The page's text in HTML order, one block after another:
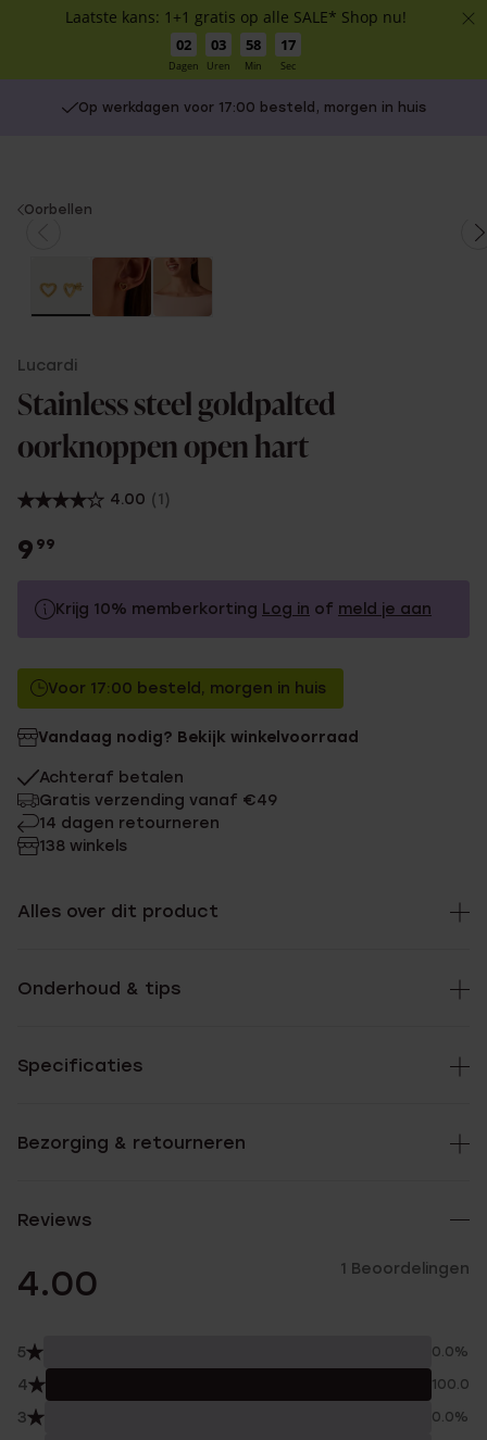
Laatste kans: 1+1 gratis op alle SALE* Shop nu!
02
Dagen
03
Uren
58
Min
17
Sec
Op werkdagen voor 17:00 besteld, morgen in huis
You
Oorbellen
Lucardi
Stainless steel goldpalted
oorknoppen open hart
4.00 (1)
9 99
Krijg 10% memberkorting Log in of meld je aan
Zonder memberkorting
Met memberkorting
Voor 17:00 besteld, morgen in huis
Vandaag nodig? Bekijk winkelvoorraad
Achteraf betalen
Gratis verzending vanaf €49
14 dagen retourneren
138 winkels
Alles over dit product
Onderhoud & tips
Specificaties
Bezorging & retourneren
Reviews
4.00 1 Beoordelingen
5 0.0%
4 100.0%
3 0.0%